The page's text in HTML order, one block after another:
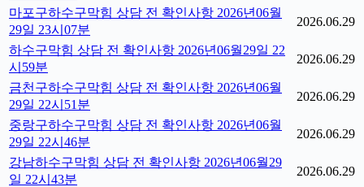
마포구하수구막힘 상담 전 확인사항 2026년06월
29일 23시07분
2026.06.29
하수구막힘 상담 전 확인사항 2026년06월29일 22
시59분
2026.06.29
금천구하수구막힘 상담 전 확인사항 2026년06월
29일 22시51분
2026.06.29
중랑구하수구막힘 상담 전 확인사항 2026년06월
29일 22시46분
2026.06.29
강남하수구막힘 상담 전 확인사항 2026년06월29
일 22시43분
2026.06.29